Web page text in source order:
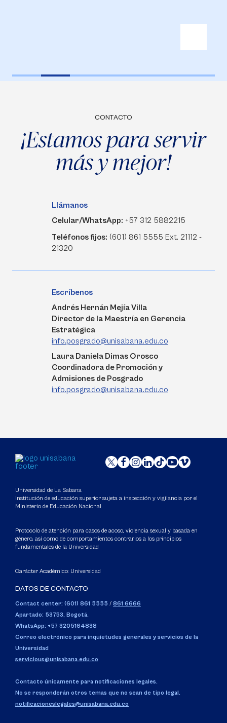
CONTACTO
¡Estamos para servir
más y mejor!
Llámanos
Celular/WhatsApp: +57 312 5882215
Teléfonos fijos: (601) 861 5555 Ext. 21112 -
21320
Escríbenos
Andrés Hernán Mejía Villa
Director de la Maestría en Gerencia
Estratégica
info.posgrado@unisabana.edu.co
Laura Daniela Dimas Orosco
Coordinadora de Promoción y
Admisiones de Posgrado
info.posgrado@unisabana.edu.co
Universidad de La Sabana
Institución de educación superior sujeta a inspección y vigilancia por el
Ministerio de Educación Nacional
Protocolo de atención para casos de acoso, violencia sexual y basada en
género, así como de comportamientos contrarios a los principios
fundamentales de la Universidad
Carácter Académico: Universidad
DATOS DE CONTACTO
Contact center: (601) 861 5555 / 861 6666
Apartado: 53753, Bogotá.
WhatsApp: +57 3205164838
Correo electrónico para inquietudes generales y servicios de la
Universidad
servicious@unisabana.edu.co
Contacto únicamente para notificaciones legales.
No se responderán otros temas que no sean de tipo legal.
notificacioneslegales@unisabana.edu.co